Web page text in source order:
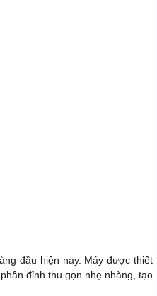
đầu hiện nay. Máy được thiết
đỉnh thu gọn nhẹ nhàng, tạo